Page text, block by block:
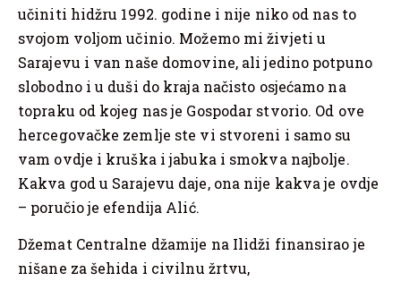
učiniti hidžru 1992. godine i nije niko od nas to
svojom voljom učinio. Možemo mi živjeti u
Sarajevu i van naše domovine, ali jedino potpuno
slobodno i u duši do kraja načisto osjećamo na
topraku od kojeg nas je Gospodar stvorio. Od ove
hercegovačke zemlje ste vi stvoreni i samo su
vam ovdje i kruška i jabuka i smokva najbolje.
Kakva god u Sarajevu daje, ona nije kakva je ovdje
– poručio je efendija Alić.
Džemat Centralne džamije na Ilidži finansirao je
nišane za šehida i civilnu žrtvu,